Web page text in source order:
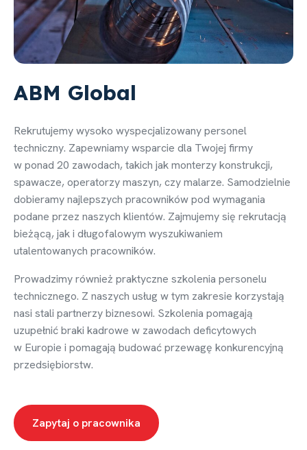
ABM Global
Rekrutujemy wysoko wyspecjalizowany personel
techniczny. Zapewniamy wsparcie dla Twojej firmy
w ponad 20 zawodach, takich jak monterzy konstrukcji,
spawacze, operatorzy maszyn, czy malarze. Samodzielnie
dobieramy najlepszych pracowników pod wymagania
podane przez naszych klientów. Zajmujemy się rekrutacją
bieżącą, jak i długofalowym wyszukiwaniem
utalentowanych pracowników.
Prowadzimy również praktyczne szkolenia personelu
technicznego. Z naszych usług w tym zakresie korzystają
nasi stali partnerzy biznesowi. Szkolenia pomagają
uzupełnić braki kadrowe w zawodach deficytowych
w Europie i pomagają budować przewagę konkurencyjną
przedsiębiorstw.
Zapytaj o pracownika